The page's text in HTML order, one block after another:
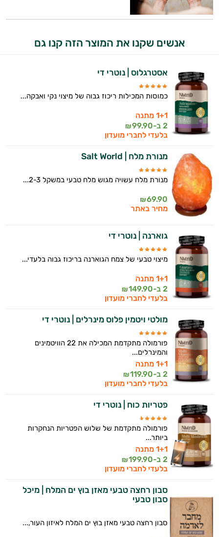
אנשים שקנו את המוצר הזה קנו גם
אסטרגלוס | נוטרי די
כמוסות המכילות ריכוז גבוה של מיצוי נקי ואבקה...
1+1 מתנה
2 ב-
99.90
₪
בלעדי לחברי מועדון
מנורת מלח | Salt World
מנורת מלח עשויה מגוש מלח טבעי במשקל 2-3...
69.90
₪
מחיר באתר
גוארנה | נוטרי די
מיצוי טבעי של צמח הגוארנה בריכוז גבוה בלעדי...
1+1 מתנה
2 ב-
149.90
₪
בלעדי לחברי מועדון
מולטי ויטמין פלוס מינרלים | נוטרי די
פורמולה מתקדמת המכילה את 22 הוויטמינים
והמינרלים...
1+1 מתנה
2 ב-
119.90
₪
בלעדי לחברי מועדון
פטריות כוח | נוטרי די
פורמולה מתקדמת של שלוש הפטריות הנחקרות
ביותר...
1+1 מתנה
2 ב-
199.90
₪
בלעדי לחברי מועדון
סבון רחצה טבעי מאזן בוץ ים המלח | מיכל
סבון טבעי
סבון רחצה טבעי מאזן בוץ ים המלח לאיזון העור,...
אני יועץ הבריאות האישי AI של טבע בריא.
התשובות שלי מבוססות על מאגרי מידע קליניים
וספרות מקצועית בתחומי הרפואה הטבעית
ותזונת הספורט.
אני כאן כדי לעזור לך להתאים את תוספי
התזונה ומוצרי הבריאות המדויקים למטרות
ולמצב הגופני שלך, ולהסביר לך אילו רכיבים
עובדים יחד כדי למקסם תוצאות גם בחיי היום
יום וגם בתחום הכושר והספורט.
המטרה שלי היא להתאים עבורך המלצות
אישיות מבוססות מדעית.
זה הזמן להתחיל. איך אוכל לעזור?